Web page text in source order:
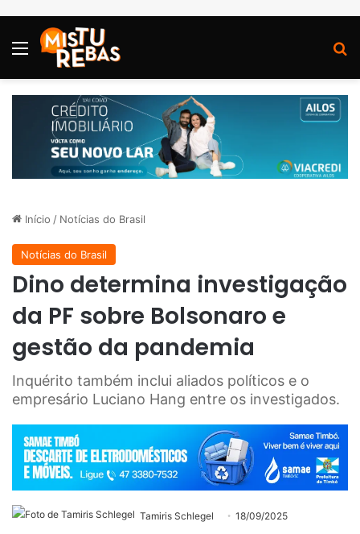
Menu
Início / Notícias do Brasil
Notícias do Brasil
Dino determina investigação
da PF sobre Bolsonaro e
gestão da pandemia
Inquérito também inclui aliados políticos e o
empresário Luciano Hang entre os investigados.
Tamiris Schlegel 18/09/2025